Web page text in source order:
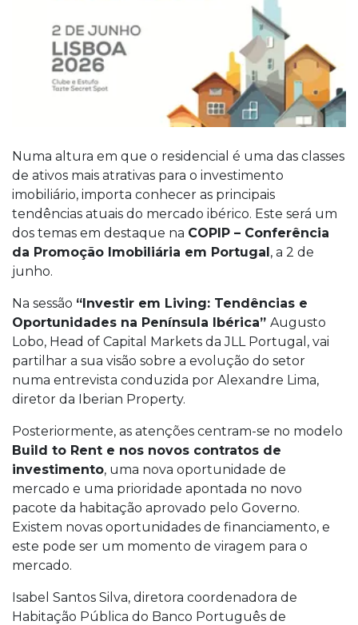
Numa altura em que o residencial é uma das classes
de ativos mais atrativas para o investimento
imobiliário, importa conhecer as principais
tendências atuais do mercado ibérico. Este será um
dos temas em destaque na COPIP – Conferência
da Promoção Imobiliária em Portugal, a 2 de
junho.
Na sessão “Investir em Living: Tendências e
Oportunidades na Península Ibérica” Augusto
Lobo, Head of Capital Markets da JLL Portugal, vai
partilhar a sua visão sobre a evolução do setor
numa entrevista conduzida por Alexandre Lima,
diretor da Iberian Property.
Posteriormente, as atenções centram-se no modelo
Build to Rent e nos novos contratos de
investimento, uma nova oportunidade de
mercado e uma prioridade apontada no novo
pacote da habitação aprovado pelo Governo.
Existem novas oportunidades de financiamento, e
este pode ser um momento de viragem para o
mercado.
Isabel Santos Silva, diretora coordenadora de
Habitação Pública do Banco Português de